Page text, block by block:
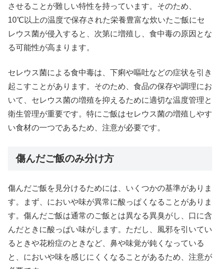
させることが難しい特性を持っています。そのため、
10℃以上の温度で保存された栄養豊富な炊いたご飯にセ
レウス菌が侵入すると、次第に増殖し、食中毒の原因とな
る可能性が高まります。
セレウス菌による食中毒は、下痢や嘔吐などの症状を引き
起こすことがあります。そのため、食品の保存や調理にお
いて、セレウス菌の増殖を抑えるために適切な温度管理と
衛生管理が重要です。特にご飯はセレウス菌の増殖しやす
い食材の一つであるため、注意が必要です。
傷んだご飯のみ分け方
傷んだご飯を見分けるためには、いくつかの基準がありま
す。まず、においや味が異常に酸っぱくなることがありま
す。傷んだご飯は通常のご飯とは異なる異臭がし、口に含
んだときに酸っぱい味がします。ただし、風邪を引いてい
るときや花粉症のときなど、鼻や味覚が鈍くなっている
と、においや味を感じにくくなることがあるため、注意が